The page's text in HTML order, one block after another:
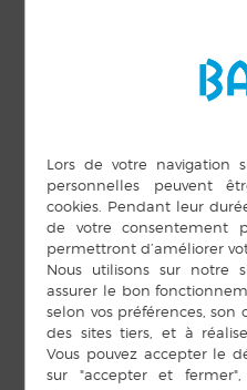
DÉTAILS
4 octobre 2024
Heure :
17 h 00 min à 18 h 30